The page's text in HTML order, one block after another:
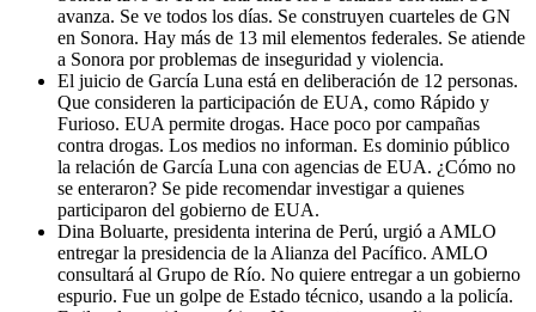
avanza. Se ve todos los días. Se construyen cuarteles de GN
en Sonora. Hay más de 13 mil elementos federales. Se atiende
a Sonora por problemas de inseguridad y violencia.
El juicio de García Luna está en deliberación de 12 personas.
Que consideren la participación de EUA, como Rápido y
Furioso. EUA permite drogas. Hace poco por campañas
contra drogas. Los medios no informan. Es dominio público
la relación de García Luna con agencias de EUA. ¿Cómo no
se enteraron? Se pide recomendar investigar a quienes
participaron del gobierno de EUA.
Dina Boluarte, presidenta interina de Perú, urgió a AMLO
entregar la presidencia de la Alianza del Pacífico. AMLO
consultará al Grupo de Río. No quiere entregar a un gobierno
espurio. Fue un golpe de Estado técnico, usando a la policía.